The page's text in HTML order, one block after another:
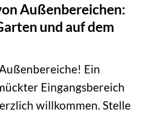
Außenbereichen:
und auf dem
Ein
Eingangsbereich
willkommen. Stelle